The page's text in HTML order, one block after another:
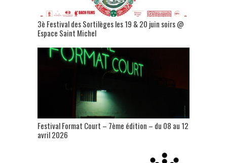
3è Festival des Sortilèges les 19 & 20 juin soirs @
Espace Saint Michel
Festival Format Court – 7ème édition – du 08 au 12
avril 2026